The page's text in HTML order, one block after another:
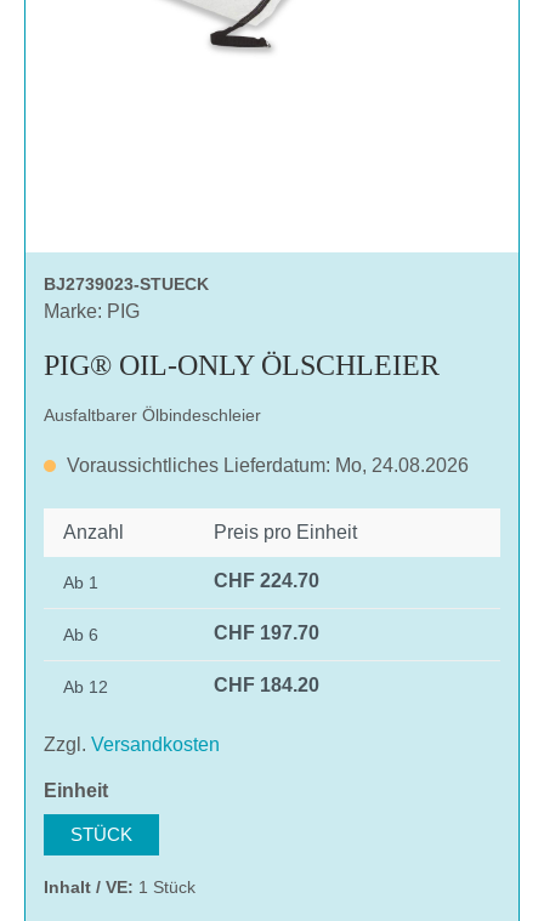
BJ2739023-STUECK
Marke: PIG
PIG® OIL-ONLY ÖLSCHLEIER
Ausfaltbarer Ölbindeschleier
Voraussichtliches Lieferdatum: Mo, 24.08.2026
Anzahl Preis pro Einheit
Ab 1 CHF 224.70
Ab 6 CHF 197.70
Ab 12 CHF 184.20
Zzgl. Versandkosten
Einheitauswählen
STÜCK
Inhalt / VE: 1 Stück